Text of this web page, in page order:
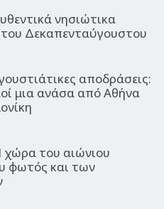
νησιώτικα
Δεκαπενταύγουστου
αποδράσεις:
μια ανάσα από Αθήνα
χώρα του αιώνιου
φωτός και των